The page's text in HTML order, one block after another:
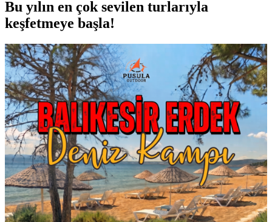
Bu yılın en çok sevilen turlarıyla
keşfetmeye başla!